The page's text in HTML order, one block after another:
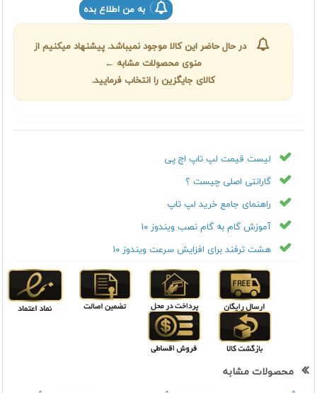
به من اطلاع بده
در حال حاضر این کالا موجود نمیباشد. پیشنهاد میکنیم از
منوی محصولات مشابه ←
کالای جایگزین را انتخاب فرمایید.
لیست قیمت لپ تاپ اچ پی
گارانتی اصلی چیست ؟
راهنمای جامع خرید لپ تاپ
آموزش گام به گام نصب ویندوز ۱۰
هشت ترفند برای افزایش سرعت ویندوز ۱۰
محصولات مشابه